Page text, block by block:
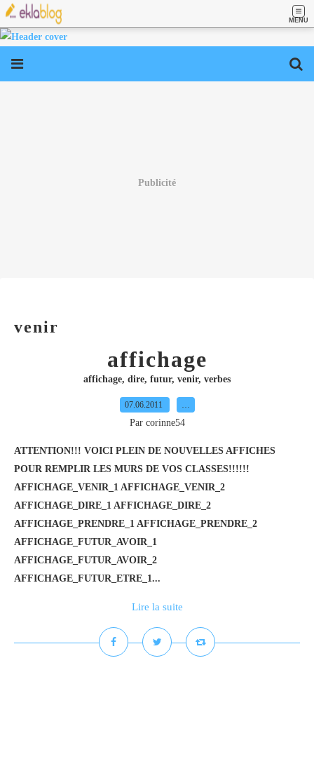
MENU
Publicité
venir
affichage
affichage, dire, futur, venir, verbes
07.06.2011 …
Par corinne54
ATTENTION!!! VOICI PLEIN DE NOUVELLES AFFICHES
POUR REMPLIR LES MURS DE VOS CLASSES!!!!!!
AFFICHAGE_VENIR_1 AFFICHAGE_VENIR_2
AFFICHAGE_DIRE_1 AFFICHAGE_DIRE_2
AFFICHAGE_PRENDRE_1 AFFICHAGE_PRENDRE_2
AFFICHAGE_FUTUR_AVOIR_1
AFFICHAGE_FUTUR_AVOIR_2
AFFICHAGE_FUTUR_ETRE_1...
Lire la suite